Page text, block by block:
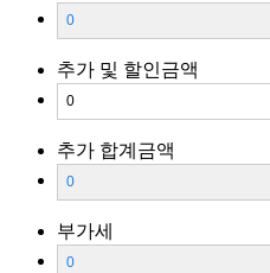
추가 및 할인금액
추가 합계금액
부가세